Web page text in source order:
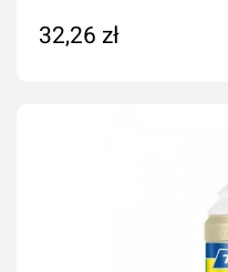
32,26 zł